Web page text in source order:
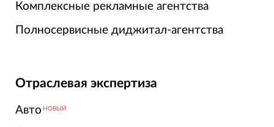
Комплексные рекламные агентства
Полносервисные диджитал-агентства
Отраслевая экспертиза
Авто НОВЫЙ